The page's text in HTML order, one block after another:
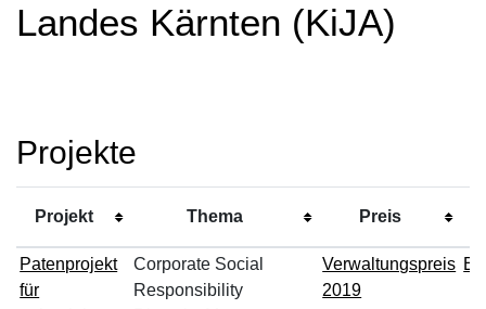
Landes Kärnten (KiJA)
Projekte
Projekt Thema Preis
Patenprojekt
für
Corporate Social
Responsibility
Verwaltungspreis
2019